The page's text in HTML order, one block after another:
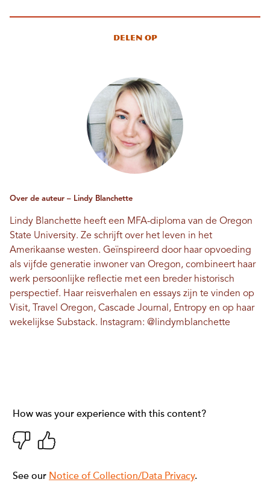
Delen op
Over de auteur – Lindy Blanchette
Lindy Blanchette heeft een MFA-diploma van de Oregon
State University. Ze schrijft over het leven in het
Amerikaanse westen. Geïnspireerd door haar opvoeding
als vijfde generatie inwoner van Oregon, combineert haar
werk persoonlijke reflectie met een breder historisch
perspectief. Haar reisverhalen en essays zijn te vinden op
Visit, Travel Oregon, Cascade Journal, Entropy en op haar
wekelijkse Substack. Instagram: @lindymblanchette